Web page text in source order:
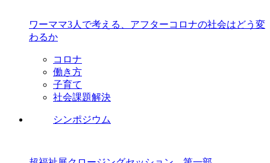
ワーママ3人で考える、アフターコロナの社会はどう変
わるか
コロナ
働き方
子育て
社会課題解決
シンポジウム